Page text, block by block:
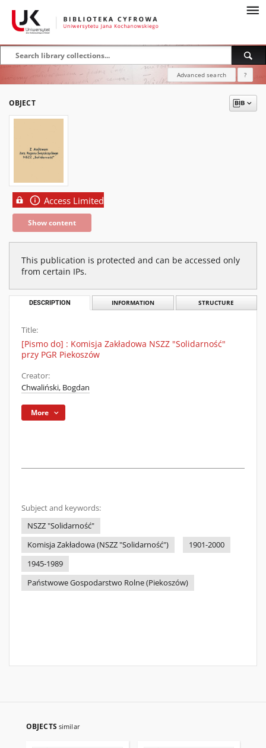
Advanced search ?
OBJECT
Access Limited
Show content
This publication is protected and can be accessed only
from certain IPs.
DESCRIPTION INFORMATION STRUCTURE
Title:
[Pismo do] : Komisja Zakładowa NSZZ "Solidarność"
przy PGR Piekoszów
Creator:
Chwaliński, Bogdan
More
Subject and keywords:
NSZZ "Solidarność"
Komisja Zakładowa (NSZZ "Solidarność")
1901-2000
1945-1989
Państwowe Gospodarstwo Rolne (Piekoszów)
OBJECTS similar